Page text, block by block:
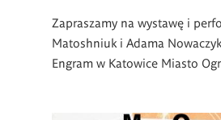
Zapraszamy na wystawę i
Matoshniuk i Adama
Engram w Katowice Miasto